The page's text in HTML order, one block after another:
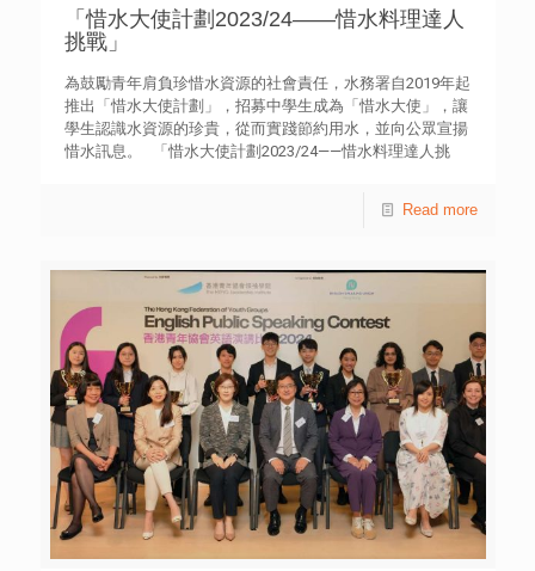
交》、《起動體育》、《我要起飛》、《知味尋源》、《築
橋互通》、《古今築跡》、《以農立國 綠的足跡》、《天人
合一》、《減貧奇蹟》為主題。
「惜水大使計劃2023/24——惜水料理達人
挑戰」
為鼓勵青年肩負珍惜水資源的社會責任，水務署自2019年起
推出「惜水大使計劃」，招募中學生成為「惜水大使」，讓
學生認識水資源的珍貴，從而實踐節約用水，並向公眾宣揚
惜水訊息。 「惜水大使計劃2023/24——惜水料理達人挑
動帶出居家惜水訊息。是次計劃吸引超過350名中學生成為
參與「惜水食譜設計比賽」，學習掌握烹飪過程應用的惜水
概念及方法。 「惜水廚藝大比拼」暨頒獎典禮昨天（13
日）順利舉行，由惜水食譜得分最高的五強參賽隊伍，即場
炮製其菜式，比拼廚藝及分享各自的惜水貼士。過程亦拍攝
成廚藝節目，從而在社交媒體推廣惜水飲食文化。 決賽評
審包括水務署署理助理署長/發展葉家駿、星級惜水大使黃
正宜（阿正）、專業廚師梁國威，以及香港青年協會督導主
任（媒體服務）黃定邦。其中兩項評審準則是烹飪過程中的
耗水量及採取的惜水行動等。 比賽由聖母無玷聖心書院的
何崴慈奪得冠軍，中華基督教會基元中學的陳慧璇和林梓榆
獲亞軍，崇真書院的吳詩敏及鄧雋詩則為季軍。另設有「優
秀食譜獎」予20位惜水大使，而「最踴躍參與學校獎」由基
督教宣道會宣基中學奪得。 評審之一，水務署署理助理署
Read more